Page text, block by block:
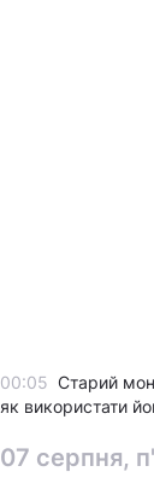
00:05 Старий
як використати
07 серпня,